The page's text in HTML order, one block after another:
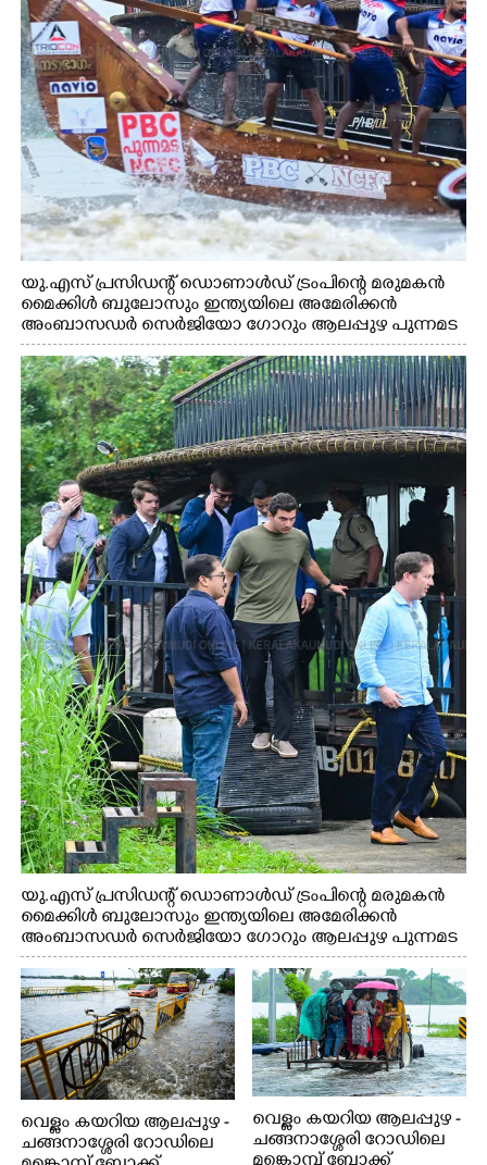
യു.എസ് പ്രസിഡന്റ് ഡൊണാൾഡ് ട്രംപിന്റെ മരുമകൻ
മൈക്കിൾ ബുലോസും ഇന്ത്യയിലെ അമേരിക്കൻ
അംബാസഡർ സെർജിയോ ഗോറും ആലപ്പുഴ പുന്നമട
കായലിൽ ഹൗസ്ബോട്ട് യാത്രയ്ക്കിടെ നെഹ്രുട്രോഫി
വള്ളംകളിയുടെ ഭാഗമായി നടുഭാഗം ചുണ്ടന്റെ
പരിശീലനത്തുഴച്ചിൽ വീക്ഷിക്കുന്നു
യു.എസ് പ്രസിഡന്റ് ഡൊണാൾഡ് ട്രംപിന്റെ മരുമകൻ
മൈക്കിൾ ബുലോസും ഇന്ത്യയിലെ അമേരിക്കൻ
അംബാസഡർ സെർജിയോ ഗോറും ആലപ്പുഴ പുന്നമട
കായലിൽ ഹൗസ്ബോട്ട് യാത്രയ്ക്ക് ശേഷം പുറത്തേയ്ക്ക്
വന്നപ്പോൾ
വെള്ളം കയറിയ ആലപ്പുഴ -
ചങ്ങനാശ്ശേരി റോഡിലെ
വെള്ളം കയറിയ ആലപ്പുഴ -
ചങ്ങനാശ്ശേരി റോഡിലെ